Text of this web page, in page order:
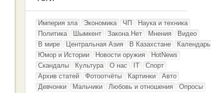
Империя зла Экономика ЧП
Наука и техника
Политика
Шымкент Закона.Нет Мнения
Видео
В мире
Центральная Азия В Казахстане
Календарь
Юмор и Истории
Новости оружия
HotNews
Скандалы
Культура О нас IT
Спорт
Архив статей
Фотоотчёты Картинки
Авто
Девчонки
Мальчики Любовь и отношения
Опросы